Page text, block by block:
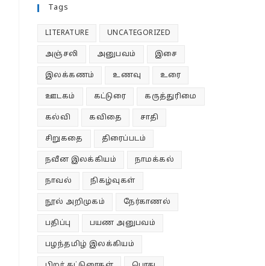
Tags
LITERATURE UNCATEGORIZED
அஞ்சலி அனுபவம் இசை
இலக்கணம் உணவு உரை
ஊடகம் கட்டுரை கருத்துரிமை
கல்வி கவிதை சாதி
சிறுகதை திரைப்படம்
நவீன இலக்கியம் நாமக்கல்
நாவல் நிகழ்வுகள்
நூல் அறிமுகம் நேர்காணல்
பதிப்பு பயண அனுபவம்
பழந்தமிழ் இலக்கியம்